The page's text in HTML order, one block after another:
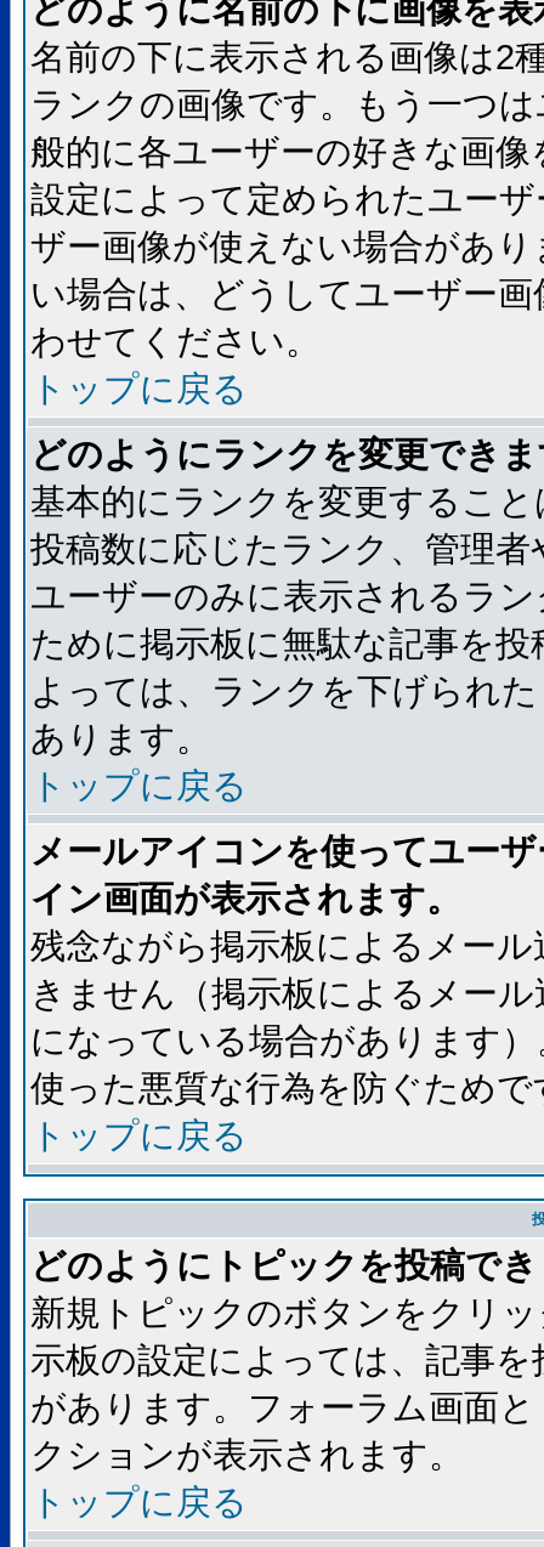
どのように名前の下に画像を
名前の下に表示される画像は2
ランクの画像です。もう一つ
般的に各ユーザーの好きな画
設定によって定められたユー
ザー画像が使えない場合があ
い場合は、どうしてユーザー
わせてください。
トップに戻る
どのようにランクを変更でき
基本的にランクを変更するこ
投稿数に応じたランク、管理
ユーザーのみに表示されるラ
ために掲示板に無駄な記事を
よっては、ランクを下げられ
あります。
トップに戻る
メールアイコンを使ってユー
イン画面が表示されます。
残念ながら掲示板によるメー
きません（掲示板によるメー
になっている場合があります
使った悪質な行為を防ぐためで
トップに戻る
どのようにトピックを投稿で
新規トピックのボタンをクリ
示板の設定によっては、記事
があります。フォーラム画面
クションが表示されます。
トップに戻る